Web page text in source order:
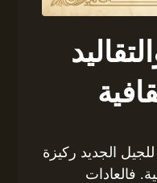
الجديد ركيزة
فالعادات